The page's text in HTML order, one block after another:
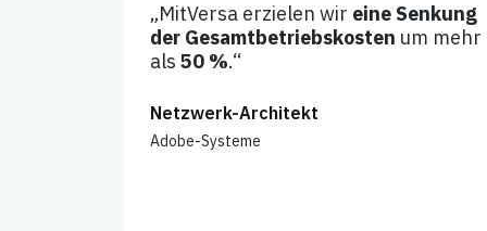
„MitVersa erzielen wir eine Senkung
der Gesamtbetriebskosten um mehr
als 50 %.“
Netzwerk-Architekt
Adobe-Systeme